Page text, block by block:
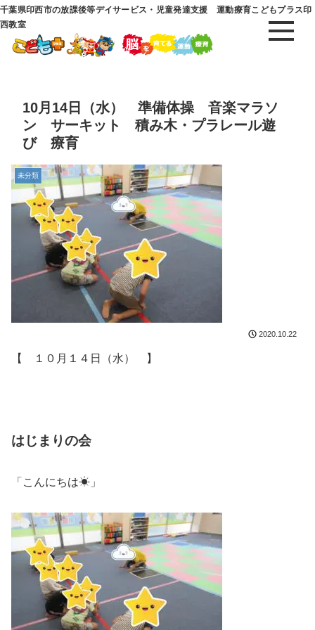
千葉県印西市の放課後等デイサービス・児童発達支援 運動療育こどもプラス印
西教室
10月14日（水） 準備体操 音楽マラソ
ン サーキット 積み木・プラレール遊
び 療育
未分類
2020.10.22
【 １０月１４日（水） 】
はじまりの会
「こんにちは☀」